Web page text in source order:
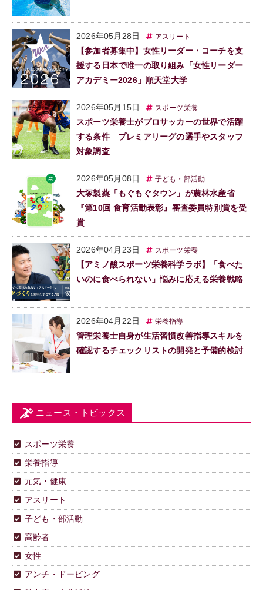
2026年05月28日 アスリート
【参加者募集中】女性リーダー・コーチを支
援する日本で唯一の取り組み「女性リーダー
アカデミー2026」順天堂大学
2026年05月15日 スポーツ栄養
スポーツ栄養士がプロサッカーの世界で活躍
する条件 プレミアリーグの選手やスタッフ
対象調査
2026年05月08日 子ども・部活動
大塚製薬「もぐもぐタウン」が農林水産省
『第10回 食育活動表彰』審査委員特別賞を受
賞
2026年04月23日 スポーツ栄養
【アミノ酸スポーツ栄養科学ラボ】「食べた
いのに食べられない」悩みに応える栄養戦略
2026年04月22日 栄養指導
管理栄養士自身が生活習慣改善指導スキルを
確認するチェックリストの開発と予備的検討
ニュース・トピックス
スポーツ栄養
栄養指導
元気・健康
アスリート
子ども・部活動
高齢者
女性
アンチ・ドーピング